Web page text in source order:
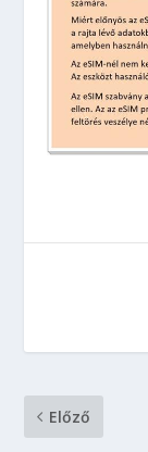
Előző